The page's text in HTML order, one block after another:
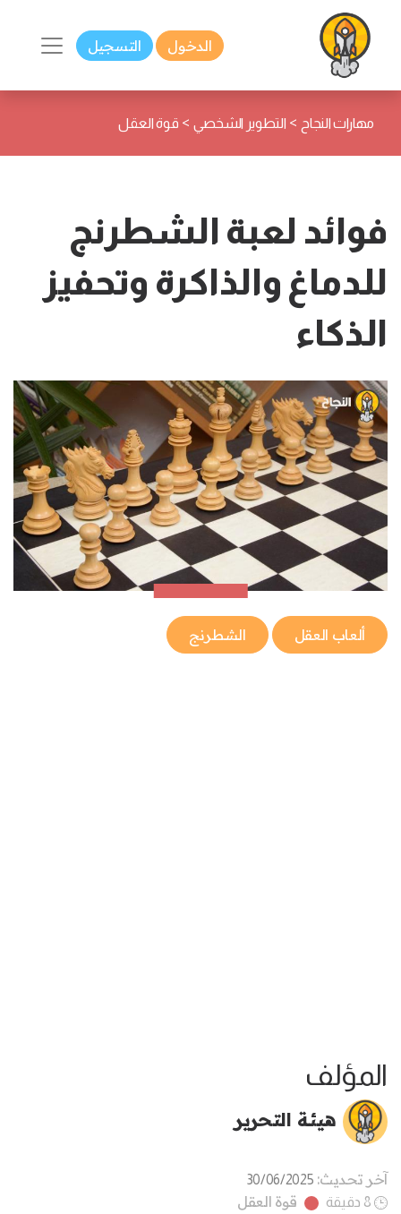
الدخول التسجيل
مهارات النجاح > التطوير الشخصي > قوة العقل
فوائد لعبة الشطرنج
للدماغ والذاكرة وتحفيز
الذكاء
ألعاب العقل الشطرنج
المؤلف
هيئة التحرير
آخر تحديث: 30/06/2025
8 دقيقة
قوة العقل